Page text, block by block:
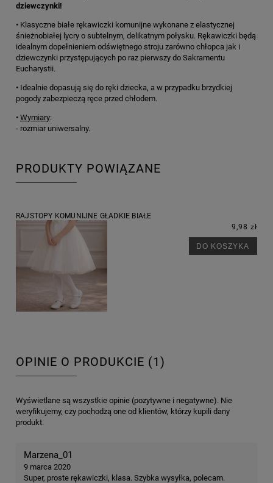
dziewczynki!
• Klasyczne białe rękawiczki komunijne wykonane z elastycznej
śnieżnobiałej lycry o subtelnym, delikatnym połysku. Rękawiczki będą
idealnym dopełnieniem odświętnego stroju zarówno chłopca jak i
dziewczynki przystępujących po raz pierwszy do Sakramentu
Eucharystii.
• Idealnie dopasują się do ręki dziecka, a w przypadku brzydkiej
pogody zabezpieczą ręce przed chłodem.
• Wymiary:
- rozmiar uniwersalny.
PRODUKTY POWIĄZANE
RAJSTOPY KOMUNIJNE GŁADKIE BIAŁE
9,98 zł
DO KOSZYKA
OPINIE O PRODUKCIE (1)
Wyświetlane są wszystkie opinie (pozytywne i negatywne). Nie
weryfikujemy, czy pochodzą one od klientów, którzy kupili dany
produkt.
Marzena_01
9 marca 2020
Super, proste rękawiczki, klasa. Szybka wysyłka, polecam.